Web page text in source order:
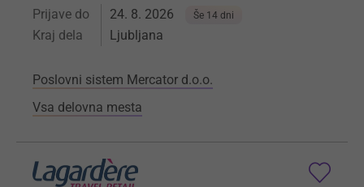
Prijave do 24. 8. 2026 Še 14 dni
Kraj dela Ljubljana
Poslovni sistem Mercator d.o.o.
Vsa delovna mesta